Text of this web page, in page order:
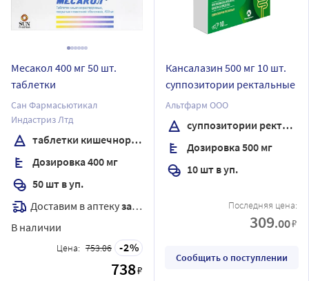
Месакол 400 мг 50 шт.
таблетки
Сан Фармасьютикал
Индастриз Лтд
таблетки кишечнорастворимые , покрытые пленочной оболочкой
Дозировка 400 мг
50 шт в уп.
Доставим в аптекузавтра
В наличии
Цена: 753.06 2
738₽
Кансалазин 500 мг 10 шт.
суппозитории ректальные
Альтфарм ООО
суппозитории ректальные
Дозировка 500 мг
10 шт в уп.
Последняя цена:
309.00₽
Сообщить о поступлении